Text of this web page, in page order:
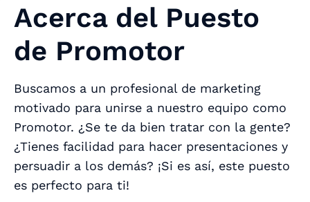
Acerca del Puesto
de Promotor
Buscamos a un profesional de marketing
motivado para unirse a nuestro equipo como
Promotor. ¿Se te da bien tratar con la gente?
¿Tienes facilidad para hacer presentaciones y
persuadir a los demás? ¡Si es así, este puesto
es perfecto para ti!